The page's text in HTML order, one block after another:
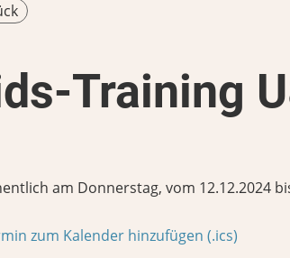
Training
am Donnerstag, vom 12.12.2024
zum Kalender hinzufügen (.ics)